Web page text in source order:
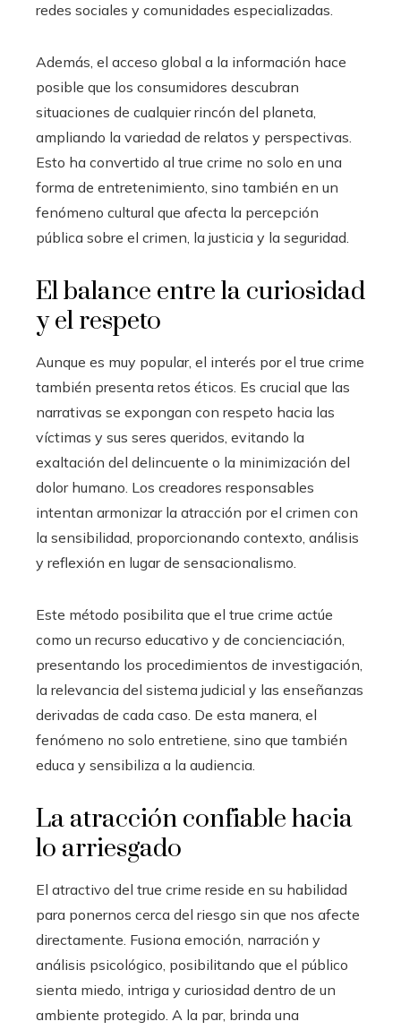
redes sociales y comunidades especializadas.
Además, el acceso global a la información hace
posible que los consumidores descubran
situaciones de cualquier rincón del planeta,
ampliando la variedad de relatos y perspectivas.
Esto ha convertido al true crime no solo en una
forma de entretenimiento, sino también en un
fenómeno cultural que afecta la percepción
pública sobre el crimen, la justicia y la seguridad.
El balance entre la curiosidad
y el respeto
Aunque es muy popular, el interés por el true crime
también presenta retos éticos. Es crucial que las
narrativas se expongan con respeto hacia las
víctimas y sus seres queridos, evitando la
exaltación del delincuente o la minimización del
dolor humano. Los creadores responsables
intentan armonizar la atracción por el crimen con
la sensibilidad, proporcionando contexto, análisis
y reflexión en lugar de sensacionalismo.
Este método posibilita que el true crime actúe
como un recurso educativo y de concienciación,
presentando los procedimientos de investigación,
la relevancia del sistema judicial y las enseñanzas
derivadas de cada caso. De esta manera, el
fenómeno no solo entretiene, sino que también
educa y sensibiliza a la audiencia.
La atracción confiable hacia
lo arriesgado
El atractivo del true crime reside en su habilidad
para ponernos cerca del riesgo sin que nos afecte
directamente. Fusiona emoción, narración y
análisis psicológico, posibilitando que el público
sienta miedo, intriga y curiosidad dentro de un
ambiente protegido. A la par, brinda una